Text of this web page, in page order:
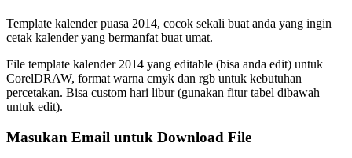
Template kalender puasa 2014, cocok sekali buat anda yang ingin
cetak kalender yang bermanfat buat umat.
File template kalender 2014 yang editable (bisa anda edit) untuk
CorelDRAW, format warna cmyk dan rgb untuk kebutuhan
percetakan. Bisa custom hari libur (gunakan fitur tabel dibawah
untuk edit).
Masukan Email untuk Download File